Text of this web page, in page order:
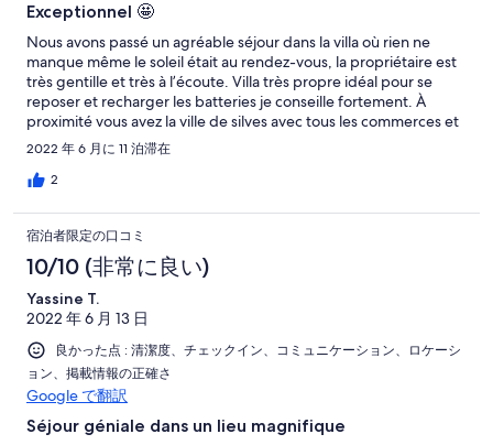
Exceptionnel 🤩
Nous avons passé un agréable séjour dans la villa où rien ne
manque même le soleil était au rendez-vous, la propriétaire est
très gentille et très à l’écoute. Villa très propre idéal pour se
reposer et recharger les batteries je conseille fortement. À
proximité vous avez la ville de silves avec tous les commerces et
les restaurants qu’il faut pour passer un bon séjour , N’hésitez
pas à prendre la route pour aller visiter le coin ça en vaut
vraiment la peine. Je vous conseille de visiter sagres et sa
Tavira, Lagos, et toutes les plages magnifiques de l'agarve…
José et Sandrine
2022 年 6 月に 11 泊滞在
2
宿泊者限定の口コミ
10/10 (非常に良い)
Yassine T.
2022 年 6 月 13 日
良かった点 : 清潔度、チェックイン、コミュニケーション、ロケーシ
ョン、掲載情報の正確さ
Google で翻訳
Séjour géniale dans un lieu magnifique